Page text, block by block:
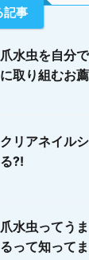
記事
爪水虫を自分
に取り組むお
クリアネイル
る?!
爪水虫ってう
るって知って